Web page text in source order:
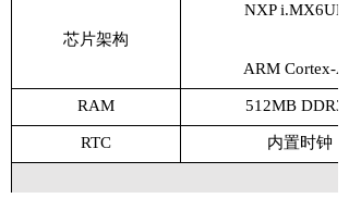
芯片架构
NXP i.MX6ULL
ARM Cortex-A7
RAM 512MB DDR3L
RTC 内置时钟